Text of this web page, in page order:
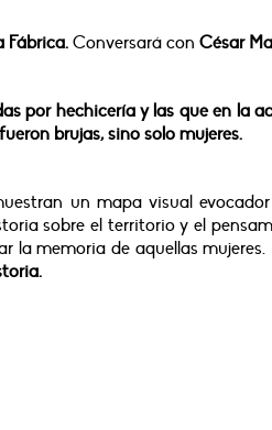
Fábrica.Conversará con César
por hechicería y las que en la
brujas, sino solo mujeres.
un mapa visual
sobre el territorio y el
la memoria de aquellas